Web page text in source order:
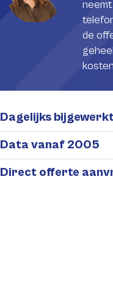
de
Dagelijks
Data vanaf 2005
Direct offerte